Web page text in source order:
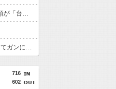
日本、高市円安ホクホクなのに上半期の輸出額が「台湾と韓国」に抜かれるｗｗｗｗｗ
株の資産7億円あるのに「株主優待」で生活してガンになる人生・・・
716
602